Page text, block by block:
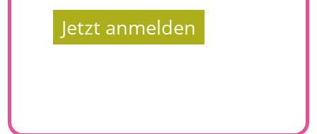
Jetzt anmelden